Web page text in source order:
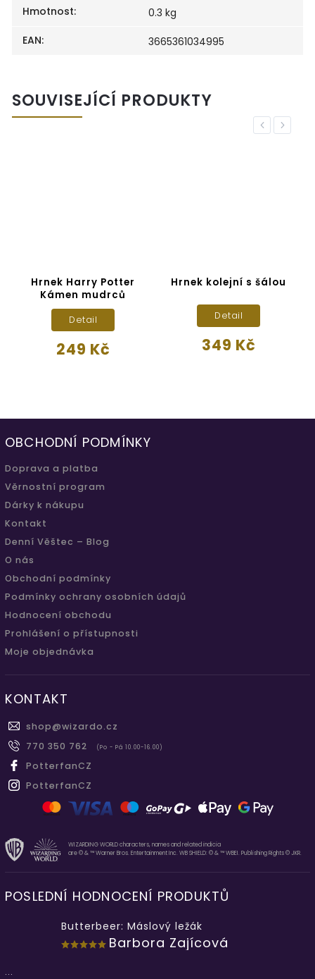
Hmotnost:
0.3 kg
EAN: 3665361034995
SOUVISEJÍCÍ PRODUKTY
Previous
Hrnek Harry Potter
Kámen mudrců
249 Kč
Detail
Hrnek kolejní s šálou
349 Kč
Detail
Next
OBCHODNÍ PODMÍNKY
Doprava a platba
Věrnostní program
Dárky k nákupu
Kontakt
Denní Věštec – Blog
O nás
Obchodní podmínky
Podmínky ochrany osobních údajů
Hodnocení obchodu
Prohlášení o přístupnosti
Moje objednávka
KONTAKT
shop@wizardo.cz
770 350 762
(Po - Pá 10.00-16.00)
PotterfanCZ
PotterfanCZ
WIZARDING WORLD characters, names and related indicia
are © & ™ Warner Bros. Entertainment Inc. WB SHIELD: © & ™ WBEI. Publishing Rights © JKR.
POSLEDNÍ HODNOCENÍ PRODUKTŮ
Butterbeer: Máslový ležák
Barbora Zajícová
...